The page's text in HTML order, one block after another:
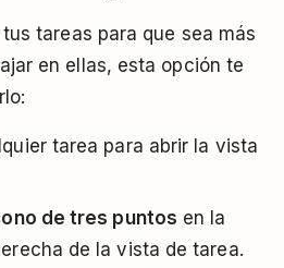
tareas para que sea más
en ellas, esta opción te
tarea para abrir la vista
de tres puntos en la
de la vista de tarea.